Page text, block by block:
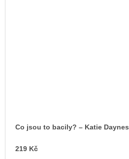
Co jsou to bacily? – Katie Daynes
219 Kč